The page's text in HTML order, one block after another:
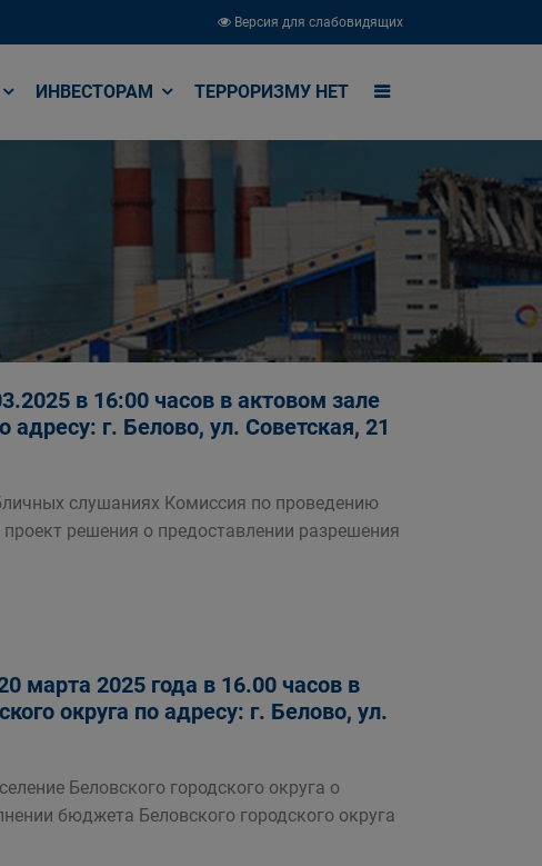
Версия для слабовидящих
ИНВЕСТОРАМ ТЕРРОРИЗМУ НЕТ
в 16:00 часов в актовом зале
адресу: г. Белово, ул. Советская, 21
слушаниях Комиссия по проведению
решения о предоставлении разрешения
марта 2025 года в 16.00 часов в
округа по адресу: г. Белово, ул.
Беловского городского округа о
бюджета Беловского городского округа